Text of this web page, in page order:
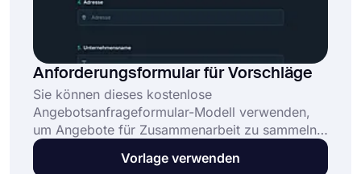
Anforderungsformular für Vorschläge
Sie können dieses kostenlose
Angebotsanfrageformular-Modell verwenden,
um Angebote für Zusammenarbeit zu sammeln.
Sie können das Design dieses
benutzerfreundlichen Formulars anpassen und
Vorlage verwenden